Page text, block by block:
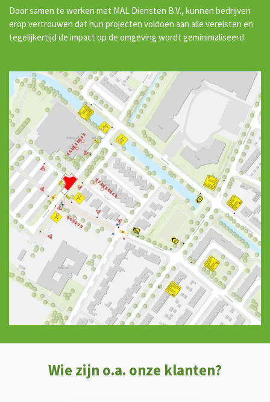
Door samen te werken met MAL Diensten B.V., kunnen bedrijven
erop vertrouwen dat hun projecten voldoen aan alle vereisten en
tegelijkertijd de impact op de omgeving wordt geminimaliseerd.
Wie zijn o.a. onze klanten?